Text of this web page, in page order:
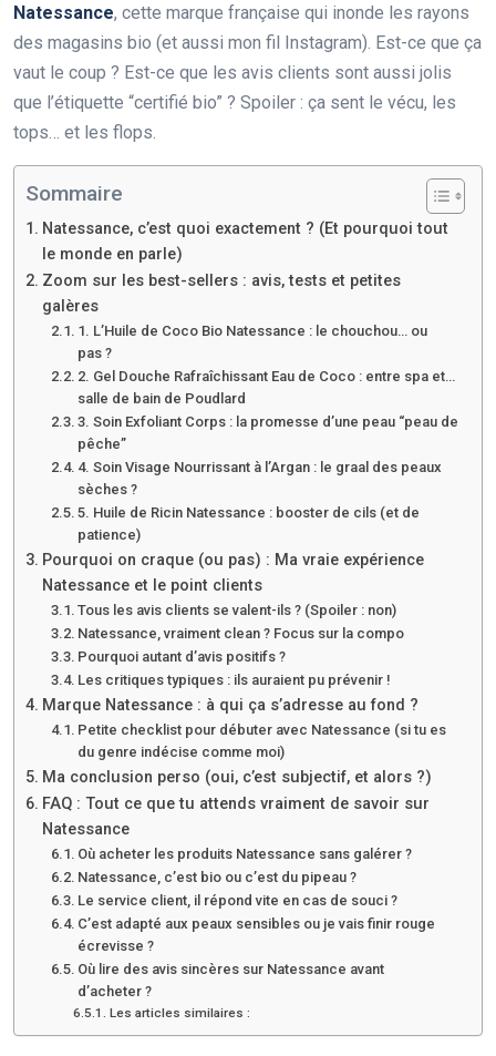
Natessance, cette marque française qui inonde les rayons
des magasins bio (et aussi mon fil Instagram). Est-ce que ça
vaut le coup ? Est-ce que les avis clients sont aussi jolis
que l’étiquette “certifié bio” ? Spoiler : ça sent le vécu, les
tops… et les flops.
Sommaire
Natessance, c’est quoi exactement ? (Et pourquoi tout
le monde en parle)
Zoom sur les best-sellers : avis, tests et petites
galères
1. L’Huile de Coco Bio Natessance : le chouchou… ou
pas ?
2. Gel Douche Rafraîchissant Eau de Coco : entre spa et…
salle de bain de Poudlard
3. Soin Exfoliant Corps : la promesse d’une peau “peau de
pêche”
4. Soin Visage Nourrissant à l’Argan : le graal des peaux
sèches ?
5. Huile de Ricin Natessance : booster de cils (et de
patience)
Pourquoi on craque (ou pas) : Ma vraie expérience
Natessance et le point clients
Tous les avis clients se valent-ils ? (Spoiler : non)
Natessance, vraiment clean ? Focus sur la compo
Pourquoi autant d’avis positifs ?
Les critiques typiques : ils auraient pu prévenir !
Marque Natessance : à qui ça s’adresse au fond ?
Petite checklist pour débuter avec Natessance (si tu es
du genre indécise comme moi)
Ma conclusion perso (oui, c’est subjectif, et alors ?)
FAQ : Tout ce que tu attends vraiment de savoir sur
Natessance
Où acheter les produits Natessance sans galérer ?
Natessance, c’est bio ou c’est du pipeau ?
Le service client, il répond vite en cas de souci ?
C’est adapté aux peaux sensibles ou je vais finir rouge
écrevisse ?
Où lire des avis sincères sur Natessance avant
d’acheter ?
Les articles similaires :